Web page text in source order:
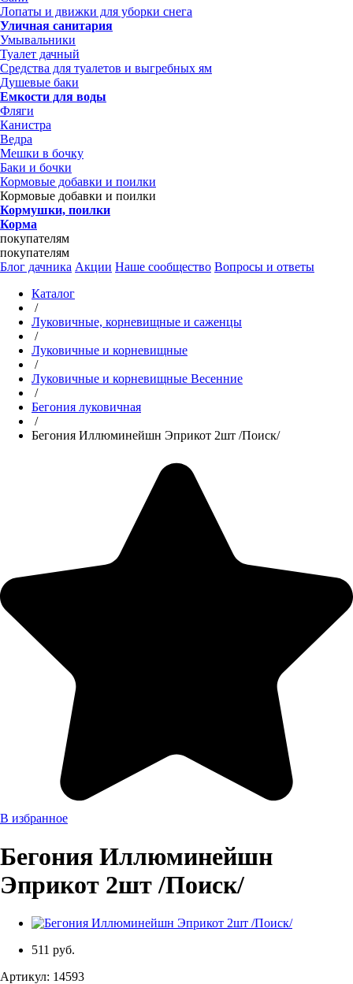
Лопаты и движки для уборки снега
Уличная санитария
Умывальники
Туалет дачный
Средства для туалетов и выгребных ям
Душевые баки
Емкости для воды
Фляги
Канистра
Ведра
Мешки в бочку
Баки и бочки
Кормовые добавки и поилки
Кормовые добавки и поилки
Кормушки, поилки
Корма
покупателям
покупателям
Блог дачника Акции Наше сообщество Вопросы и ответы
Каталог
/
Луковичные, корневищные и саженцы
/
Луковичные и корневищные
/
Луковичные и корневищные Весенние
/
Бегония луковичная
/
Бегония Иллюминейшн Эприкот 2шт /Поиск/
В избранное
Бегония Иллюминейшн
Эприкот 2шт /Поиск/
511 руб.
Артикул: 14593